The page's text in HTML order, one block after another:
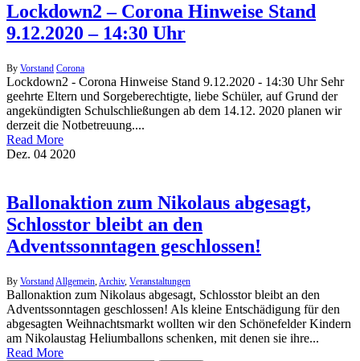
Lockdown2 – Corona Hinweise Stand
9.12.2020 – 14:30 Uhr
By Vorstand Corona
Lockdown2 - Corona Hinweise Stand 9.12.2020 - 14:30 Uhr Sehr
geehrte Eltern und Sorgeberechtigte, liebe Schüler, auf Grund der
angekündigten Schulschließungen ab dem 14.12. 2020 planen wir
derzeit die Notbetreuung....
Read More
Dez. 04 2020
Ballonaktion zum Nikolaus abgesagt,
Schlosstor bleibt an den
Adventssonntagen geschlossen!
By VorstandAllgemein,Archiv, Veranstaltungen
Ballonaktion zum Nikolaus abgesagt, Schlosstor bleibt an den
Adventssonntagen geschlossen! Als kleine Entschädigung für den
abgesagten Weihnachtsmarkt wollten wir den Schönefelder Kindern
am Nikolaustag Heliumballons schenken, mit denen sie ihre...
Read More